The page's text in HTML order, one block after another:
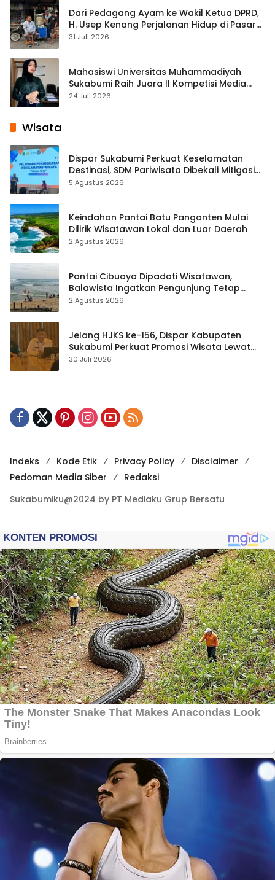
Dari Pedagang Ayam ke Wakil Ketua DPRD,
H. Usep Kenang Perjalanan Hidup di Pasar
Cisaat
31 Juli 2026
Mahasiswi Universitas Muhammadiyah
Sukabumi Raih Juara II Kompetisi Media
Pembelajaran Digital Tingkat Internasional
24 Juli 2026
Wisata
Dispar Sukabumi Perkuat Keselamatan
Destinasi, SDM Pariwisata Dibekali Mitigasi
hingga Teknik Evakuasi
5 Agustus 2026
Keindahan Pantai Batu Panganten Mulai
Dilirik Wisatawan Lokal dan Luar Daerah
2 Agustus 2026
Pantai Cibuaya Dipadati Wisatawan,
Balawista Ingatkan Pengunjung Tetap
Waspada
2 Agustus 2026
Jelang HJKS ke-156, Dispar Kabupaten
Sukabumi Perkuat Promosi Wisata Lewat
Publikasi Digital
30 Juli 2026
Indeks Kode Etik Privacy Policy
Disclaimer
Pedoman Media Siber
Redaksi
Sukabumiku@2024 by PT Mediaku Grup Bersatu